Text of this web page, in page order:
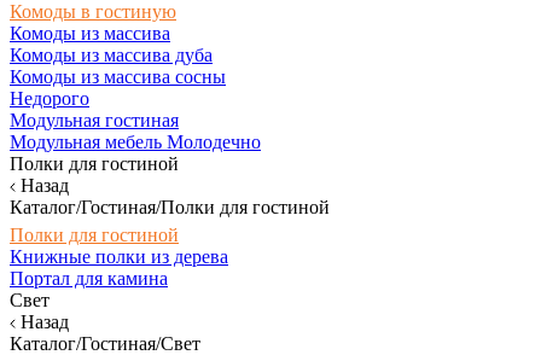
Комоды в гостиную
Комоды из массива
Комоды из массива дуба
Комоды из массива сосны
Недорого
Модульная гостиная
Модульная мебель Молодечно
Полки для гостиной
Назад
Каталог/Гостиная/Полки для гостиной
Полки для гостиной
Книжные полки из дерева
Портал для камина
Свет
Назад
Каталог/Гостиная/Свет